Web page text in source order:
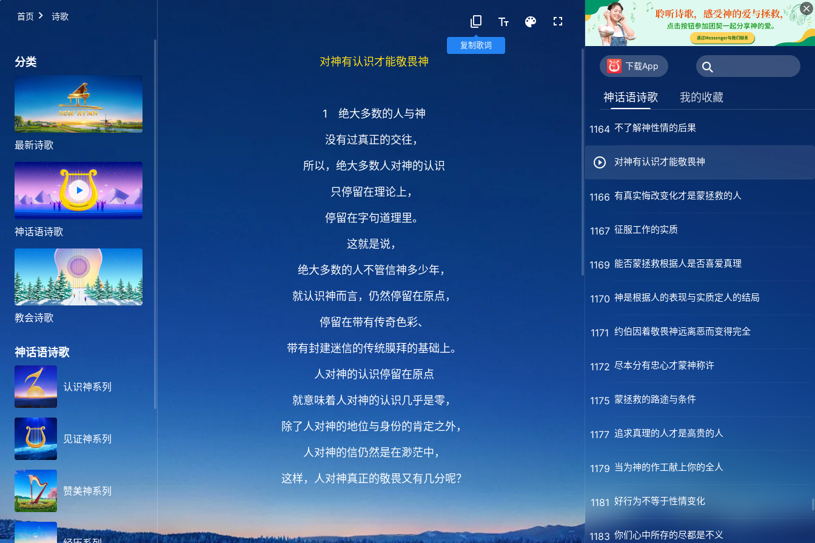
首页 诗歌
复制歌词
分类
最新诗歌
神话语诗歌
教会诗歌
神话语诗歌
认识神系列
见证神系列
赞美神系列
对神有认识才能敬畏神
1 绝大多数的人与神
没有过真正的交往，
所以，绝大多数人对神的认识
只停留在理论上，
停留在字句道理里。
这就是说，
绝大多数的人不管信神多少年，
就认识神而言，仍然停留在原点，
停留在带有传奇色彩、
带有封建迷信的传统膜拜的基础上。
人对神的认识停留在原点
就意味着人对神的认识几乎是零，
除了人对神的地位与身份的肯定之外，
人对神的信仍然是在渺茫中，
这样，人对神真正的敬畏又有几分呢？
2 无论你怎么确实相信神的存在
下载App
神话语诗歌 我的收藏
1161 神不想看到人躲避远离他（男声独唱二）
1162 这样的理智怎能与神相合
1163 追求真理才能走上蒙拯救的道路
1164 不了解神性情的后果
对神有认识才能敬畏神
1166 有真实悔改变化才是蒙拯救的人
1167 征服工作的实质
1169 能否蒙拯救根据人是否喜爱真理
1170 神是根据人的表现与实质定人的结局
1171 约伯因着敬畏神远离恶而变得完全
1172 尽本分有忠心才蒙神称许
1175 蒙拯救的路途与条件
1177 追求真理的人才是高贵的人
1179 当为神的作工献上你的全人
1181 好行为不等于性情变化
1183 你们心中所存的尽都是不义